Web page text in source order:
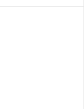
plachtou na matrac.